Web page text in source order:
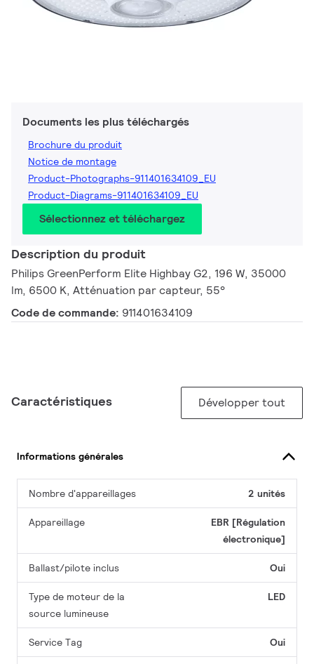
Documents les plus téléchargés
Brochure du produit
Notice de montage
Product-Photographs-911401634109_EU
Product-Diagrams-911401634109_EU
Sélectionnez et téléchargez
Description du produit
Philips GreenPerform Elite Highbay G2, 196 W, 35000
lm, 6500 K, Atténuation par capteur, 55°
Code de commande: 911401634109
Caractéristiques Développer tout
Informations générales
Nombre d'appareillages 2 unités
Appareillage
EBR [Régulation
électronique]
Ballast/pilote inclus Oui
Type de moteur de la
source lumineuse
LED
Service Tag Oui